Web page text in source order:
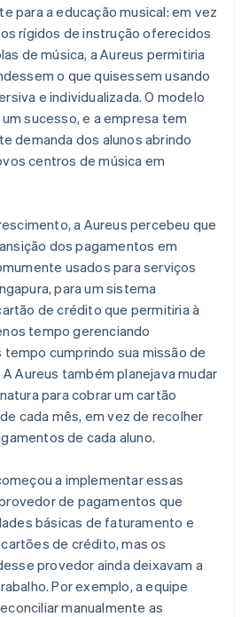
para a educação musical: em vez
rígidos de instrução oferecidos
de música, a Aureus permitiria
o que quisessem usando
e individualizada. O modelo
sucesso, e a empresa tem
demanda dos alunos abrindo
centros de música em
a Aureus percebeu que
dos pagamentos em
usados para serviços
para um sistema
de crédito que permitiria à
tempo gerenciando
cumprindo sua missão de
Aureus também planejava mudar
para cobrar um cartão
cada mês, em vez de recolher
de cada aluno.
a implementar essas
de pagamentos que
básicas de faturamento e
de crédito, mas os
provedor ainda deixavam a
Por exemplo, a equipe
manualmente as